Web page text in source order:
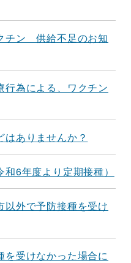
チン 供給不足のお知
行為による、ワクチン
ありませんか？
6年度より定期接種）
以外で予防接種を受け
受けなかった場合に